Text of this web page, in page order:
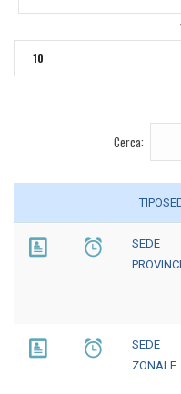
Cerca:
SEDE
SEDE
ZONALE